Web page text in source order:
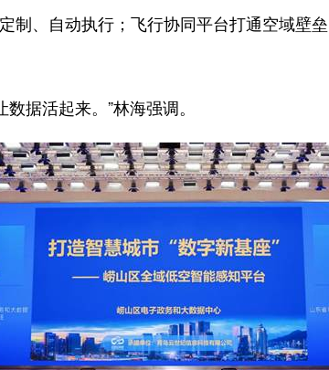
定制、自动执行；飞行协同平台打通空域壁
据活起来。 ”林海强调。